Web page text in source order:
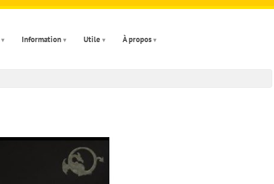
Information Utile À propos